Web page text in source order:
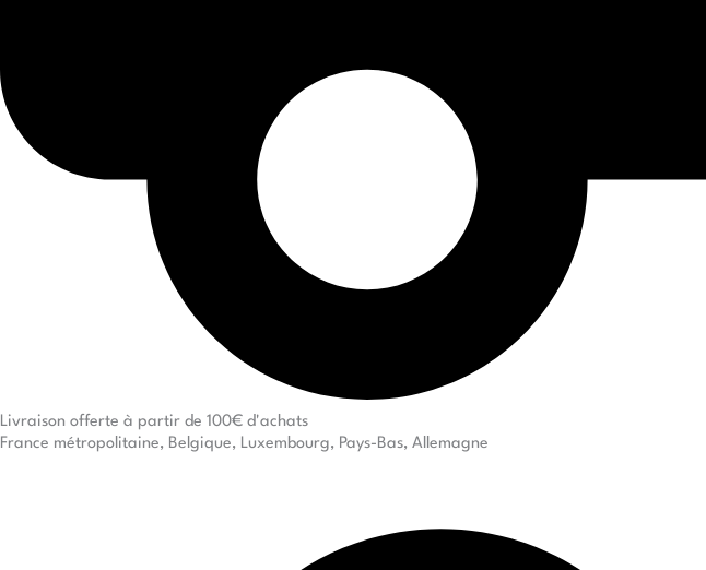
Livraison offerte à partir de 100€ d'achats
France métropolitaine, Belgique, Luxembourg, Pays-Bas, Allemagne